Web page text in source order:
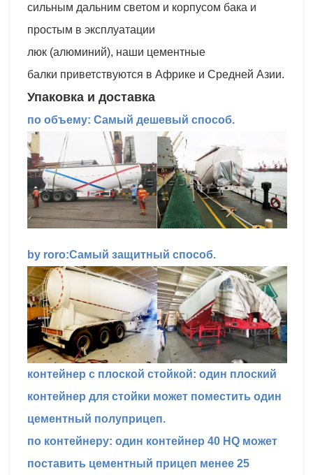
сильным дальним светом и корпусом бака и
простым в эксплуатации
люк (алюминий), наши цементные
балки приветствуются в Африке и Средней Азии.
Упаковка и доставка
по объему: Самый дешевый способ.
by roro:Самый защитный способ.
контейнер с плоской стойкой: один плоский
контейнер для стойки может поместить один
цементный полуприцеп.
по контейнеру: один контейнер 40 HQ может
поставить цементный прицеп менее 25